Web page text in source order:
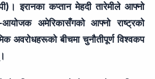
इरानका कप्तान मेहदी तारेमीले आफ्नो
आयोजक अमेरिकासँगको आफ्नो राष्ट्रको
अवरोधहरूको बीचमा चुनौतीपूर्ण विश्वकप